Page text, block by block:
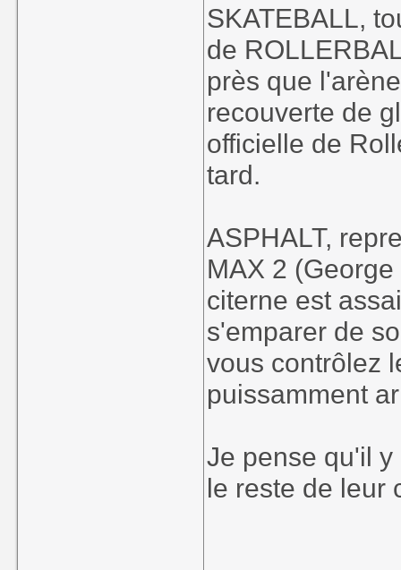
SKATEBALL,
de
près que
recouverte de
officielle de
tard.
ASPHALT,
MAX 2
citerne est
s'emparer de
vous contrôlez
puissamment
Je pense qu'il
le reste de leur